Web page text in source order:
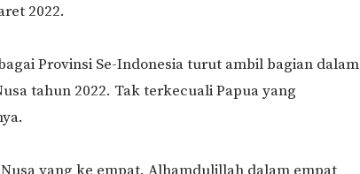
2022.
Provinsi Se-Indonesia turut ambil bagian dalam
tahun 2022. Tak terkecuali Papua yang
yang ke empat, Alhamdulillah dalam empat